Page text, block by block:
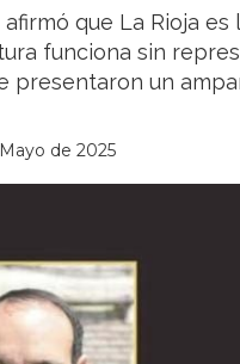
que La Rioja
funciona sin
presentaron un
de 2025